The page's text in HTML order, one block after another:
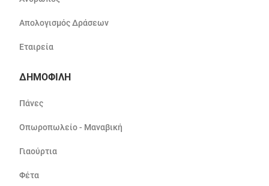
Απολογισμός Δράσεων
Εταιρεία
ΔΗΜΟΦΙΛΗ
Πάνες
Οπωροπωλείο - Μαναβική
Γιαούρτια
Φέτα